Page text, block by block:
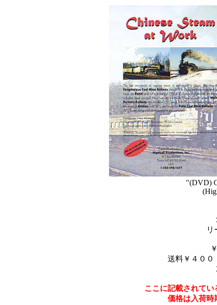
"(DVD)
リ
送料￥４００
ここに記載されて
価格は入荷時